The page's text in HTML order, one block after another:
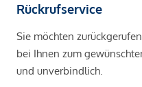
Rückrufservice
Sie möchten
bei Ihnen zum
und unverbindlich.